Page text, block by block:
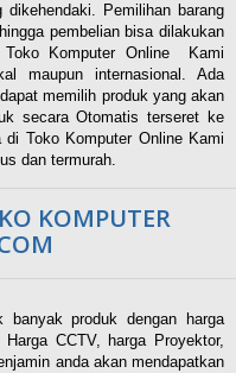
Pemilihan barang
pembelian bisa dilakukan
Toko Komputer Online Kami
maupun internasional. Ada
memilih produk yang akan
secara Otomatis terseret ke
di Toko Komputer Online Kami
dan termurah.
KOMPUTER
banyak produk dengan harga
CCTV, harga Proyektor,
anda akan mendapatkan